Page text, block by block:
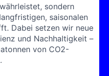
sondern
saisonalen
Dabei setzen wir neue
und Nachhaltigkeit –
von CO2-